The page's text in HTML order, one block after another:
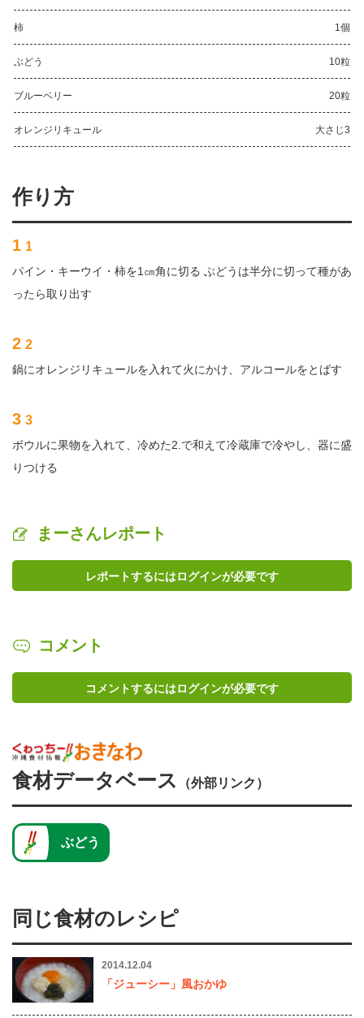
柿 1個
ぶどう 10粒
ブルーベリー 20粒
オレンジリキュール 大さじ3
作り方
1 1
パイン・キーウイ・柿を1㎝角に切る ぶどうは半分に切って種があ
ったら取り出す
2 2
鍋にオレンジリキュールを入れて火にかけ、アルコールをとばす
3 3
ボウルに果物を入れて、冷めた2.で和えて冷蔵庫で冷やし、器に盛
りつける
まーさんレポート
レポートするにはログインが必要です
コメント
コメントするにはログインが必要です
食材データベース （外部リンク）
ぶどう
同じ食材のレシピ
2014.12.04
「ジューシー」風おかゆ